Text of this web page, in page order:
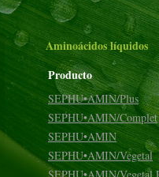
Aminoácidos líquidos
Producto
SEPHU•AMIN/Plus
SEPHU•AMIN /Complet
SEPHU•AMIN
SEPHU•AMIN /Vegetal